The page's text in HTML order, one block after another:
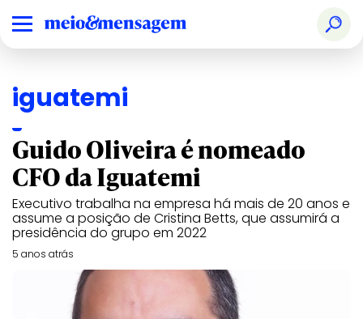
iguatemi
Guido Oliveira é nomeado
CFO da Iguatemi
Executivo trabalha na empresa há mais de 20 anos e
assume a posição de Cristina Betts, que assumirá a
presidência do grupo em 2022
5 anos atrás